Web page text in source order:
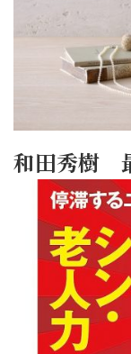
和田秀樹